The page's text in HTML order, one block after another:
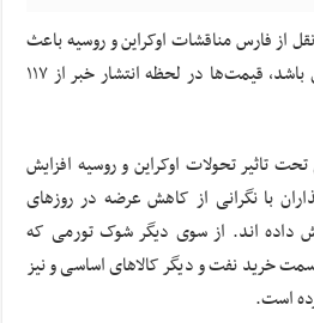
از فارس مناقشات اوکراین و روسیه باعث
شده رشد قیمت نفت لحظه‌ای باشد، قیمت‌ها در لحظه انتشار خبر از ۱۱۷
تاثیر تحولات اوکراین و روسیه افزایش
با نگرانی از کاهش عرضه در روز‌های
داده اند. از سوی دیگر شوک تورمی که
خرید نفت و دیگر کالا‌های اساسی و نیز
است.